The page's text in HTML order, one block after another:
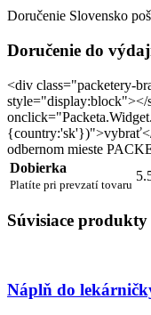
Doručenie Slovensko
Doručenie do
<div class="packetery-
style="display:block"></
odbernom mieste
Dobierka
Platíte pri prevzatí tovaru
Súvisiace produkty
Náplň do